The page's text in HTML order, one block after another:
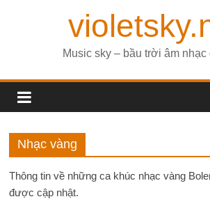
Music sky – bầu trời âm nhạc
Nhạc vàng
Thông tin về những ca khúc nhạc vàng
được cập nhật.